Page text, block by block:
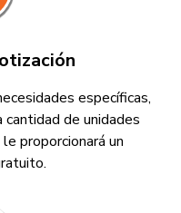
específicas,
de unidades
proporcionará un